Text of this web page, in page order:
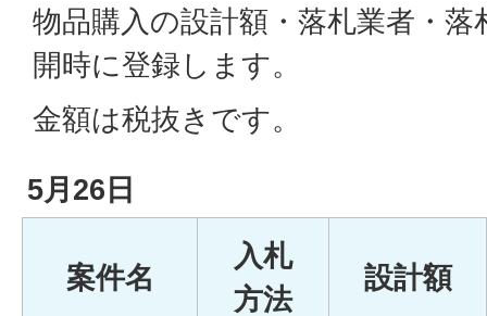
物品購入の設計額・落札業者・
開時に登録します。
金額は税抜きです。
5月26日
案件名
入札
方法
設計額